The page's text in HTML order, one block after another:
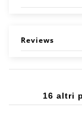
Reviews
16 altri